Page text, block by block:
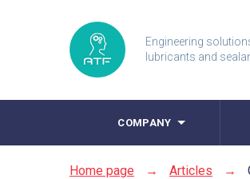
Engineering
lubricants and
COMPANY
Home page → Articles →